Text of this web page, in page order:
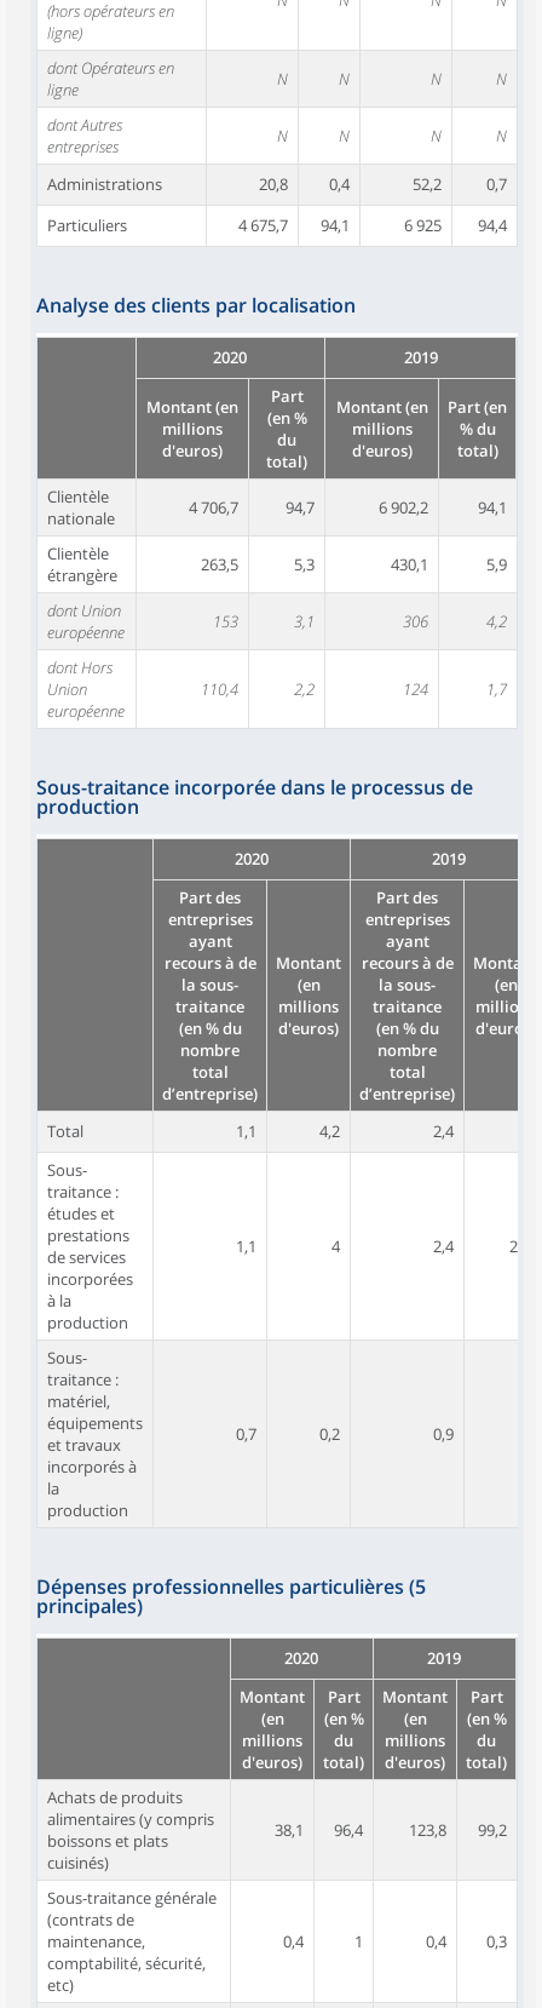
(hors opérateurs en
ligne)
dont Opérateurs en
ligne
N N N N
dont Autres
entreprises
N N N N
Administrations 20,8 0,4 52,2
0,7
Particuliers
4 675,7 94,1 6 925 94,4
Analyse des clients par localisation
2020 2019
Montant (en
millions
d'euros)
Part
(en %
du
total)
Montant (en
millions
d'euros)
Part (en
% du
total)
Clientèle
nationale
4 706,7 94,7 6 902,2 94,1
Clientèle
étrangère
263,5 5,3 430,1 5,9
dont Union
européenne
153 3,1 306 4,2
dont Hors
Union
européenne
110,4 2,2 124 1,7
Sous-traitance incorporée dans le processus de
production
2020
2019
Part des
entreprises
ayant
recours à de
la sous-
traitance
(en % du
nombre
total
d’entreprise)
Montant
(en
millions
d'euros)
Part des
entreprises
ayant
recours à de
la sous-
traitance
(en % du
nombre
total
d’entreprise)
Montant
(en
millions
d'euros)
Total 1,1 4,2 2,4
Sous-
traitance :
études et
prestations
de services
incorporées
à la
production
1,1 4 2,4 25,6
Sous-
traitance :
matériel,
équipements
et travaux
incorporés à
la
production
0,7 0,2 0,9
Dépenses professionnelles particulières (5
principales)
2020
2019
Montant
(en
millions
d'euros)
Part
(en %
du
total)
Montant
(en
millions
d'euros)
Part
(en %
du
total)
Achats de produits
alimentaires (y compris
boissons et plats
cuisinés)
38,1 96,4 123,8 99,2
Sous-traitance générale
(contrats de
maintenance,
comptabilité, sécurité,
etc)
0,4 1 0,4 0,3